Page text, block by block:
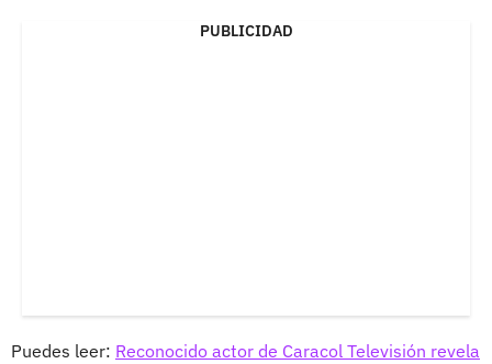
PUBLICIDAD
Puedes leer: Reconocido actor de Caracol Televisión revela